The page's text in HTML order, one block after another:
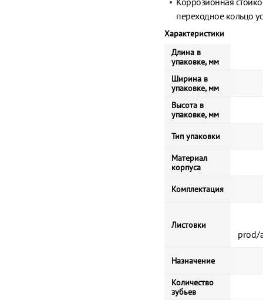
переходное кольцо
Характеристики
Длина в
упаковке, мм
Ширина в
упаковке, мм
Высота в
упаковке, мм
Тип упаковки
Материал
корпуса
Комплектация
Листовки
prod/
Назначение
Количество
зубьев